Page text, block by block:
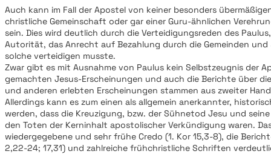
Auch kann im Fall der Apostel von keiner besonders
christliche Gemeinschaft oder gar einer Guru-ähnlichen
sein. Dies wird deutlich durch die Verteidigungsreden des
Autorität, das Anrecht auf Bezahlung durch die Gemeinden und
solche verteidigen musste.
Zwar gibt es mit Ausnahme von Paulus kein Selbstzeugnis der
gemachten Jesus-Erscheinungen und auch die Berichte über
und anderen erlebten Erscheinungen stammen aus zweiter
Allerdings kann es zum einen als allgemein anerkannter,
werden, dass die Kreuzigung, bzw. der Sühnetod Jesu und
den Toten der Kerninhalt apostolischer Verkündigung waren.
wiedergegebene und sehr frühe Credo (1. Kor 15,3-8), die
2,22-24; 17,31) und zahlreiche frühchristliche Schriften